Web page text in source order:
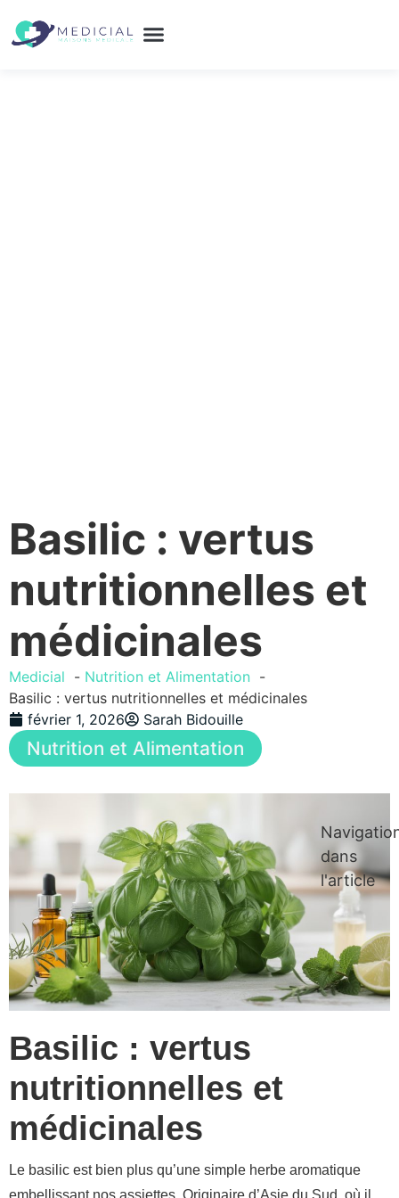
Basilic : vertus
nutritionnelles et
médicinales
Medicial
Nutrition et Alimentation
Basilic : vertus nutritionnelles et médicinales
février 1, 2026
Sarah Bidouille
Nutrition et Alimentation
Basilic : vertus
nutritionnelles et
médicinales
Le basilic est bien plus qu’une simple herbe aromatique
dans
l'article